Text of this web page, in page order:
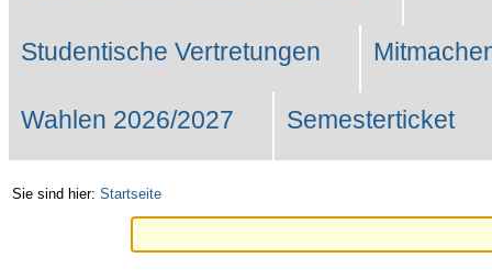
Studentische Vertretungen
Wahlen 2026/2027 Semesterticket
Sie sind hier: Startseite